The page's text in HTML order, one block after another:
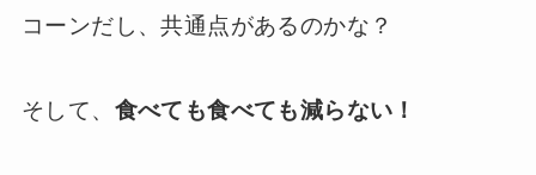
コーンだし、共通点があるのかな？
そして、 食べても食べても減らない！